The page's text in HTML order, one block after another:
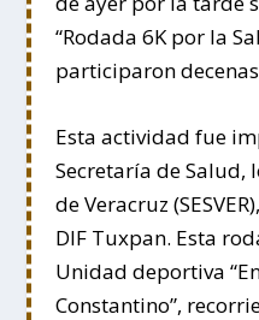
“Rodada 6K por la
participaron
Esta actividad fue
Secretaría de Salud,
de Veracruz
DIF Tuxpan. Esta
Unidad deportiva
Constantino”,